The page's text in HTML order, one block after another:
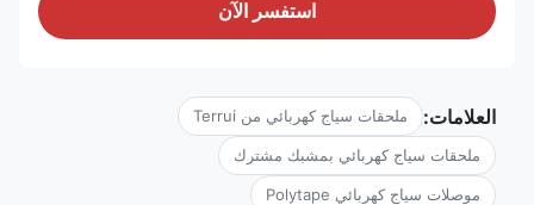
استفسر الآن
العلامات: ملحقات سياج كهربائي من Terrui
ملحقات سياج كهربائي بمشبك مشترك
موصلات سياج كهربائي Polytape